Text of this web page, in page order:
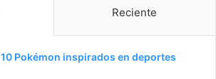
Reciente
10 Pokémon inspirados en deportes